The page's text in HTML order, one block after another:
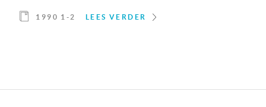
1990 1-2 LEES VERDER